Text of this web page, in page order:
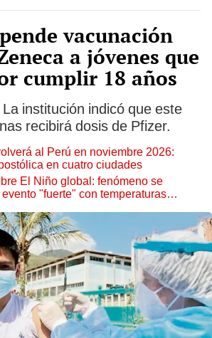
vacunación
a jóvenes que
cumplir 18 años
institución indicó que este
recibirá dosis de Pfizer.
al Perú en noviembre 2026:
en cuatro ciudades
El Niño global: fenómeno se
"fuerte" con temperaturas